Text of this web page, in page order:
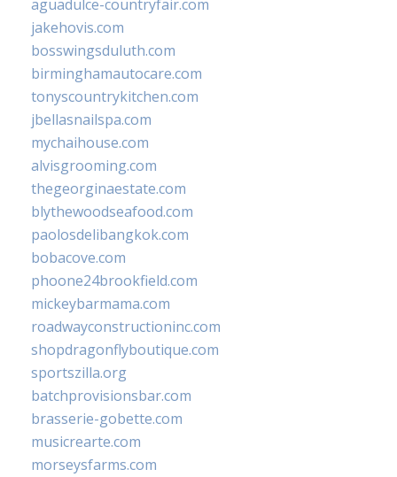
aguadulce-countryfair.com
jakehovis.com
bosswingsduluth.com
birminghamautocare.com
tonyscountrykitchen.com
jbellasnailspa.com
mychaihouse.com
alvisgrooming.com
thegeorginaestate.com
blythewoodseafood.com
paolosdelibangkok.com
bobacove.com
phoone24brookfield.com
mickeybarmama.com
roadwayconstructioninc.com
shopdragonflyboutique.com
sportszilla.org
batchprovisionsbar.com
brasserie-gobette.com
musicrearte.com
morseysfarms.com